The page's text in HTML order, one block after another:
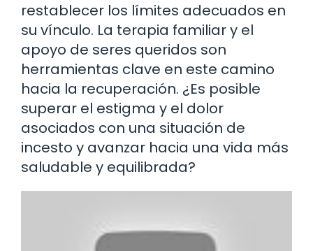
restablecer los límites adecuados en
su vínculo. La terapia familiar y el
apoyo de seres queridos son
herramientas clave en este camino
hacia la recuperación. ¿Es posible
superar el estigma y el dolor
asociados con una situación de
incesto y avanzar hacia una vida más
saludable y equilibrada?